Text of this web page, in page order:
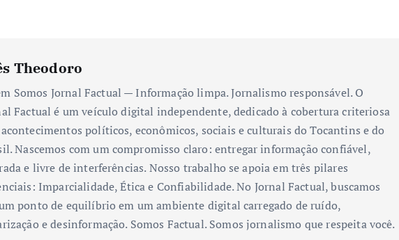
Theodoro
Somos Jornal Factual — Informação limpa. Jornalismo responsável. O
Factual é um veículo digital independente, dedicado à cobertura criteriosa
políticos, econômicos, sociais e culturais do Tocantins e do
Nascemos com um compromisso claro: entregar informação confiável,
e livre de interferências. Nosso trabalho se apoia em três pilares
Imparcialidade, Ética e Confiabilidade. No Jornal Factual, buscamos
ponto de equilíbrio em um ambiente digital carregado de ruído,
e desinformação. Somos Factual. Somos jornalismo que respeita você.